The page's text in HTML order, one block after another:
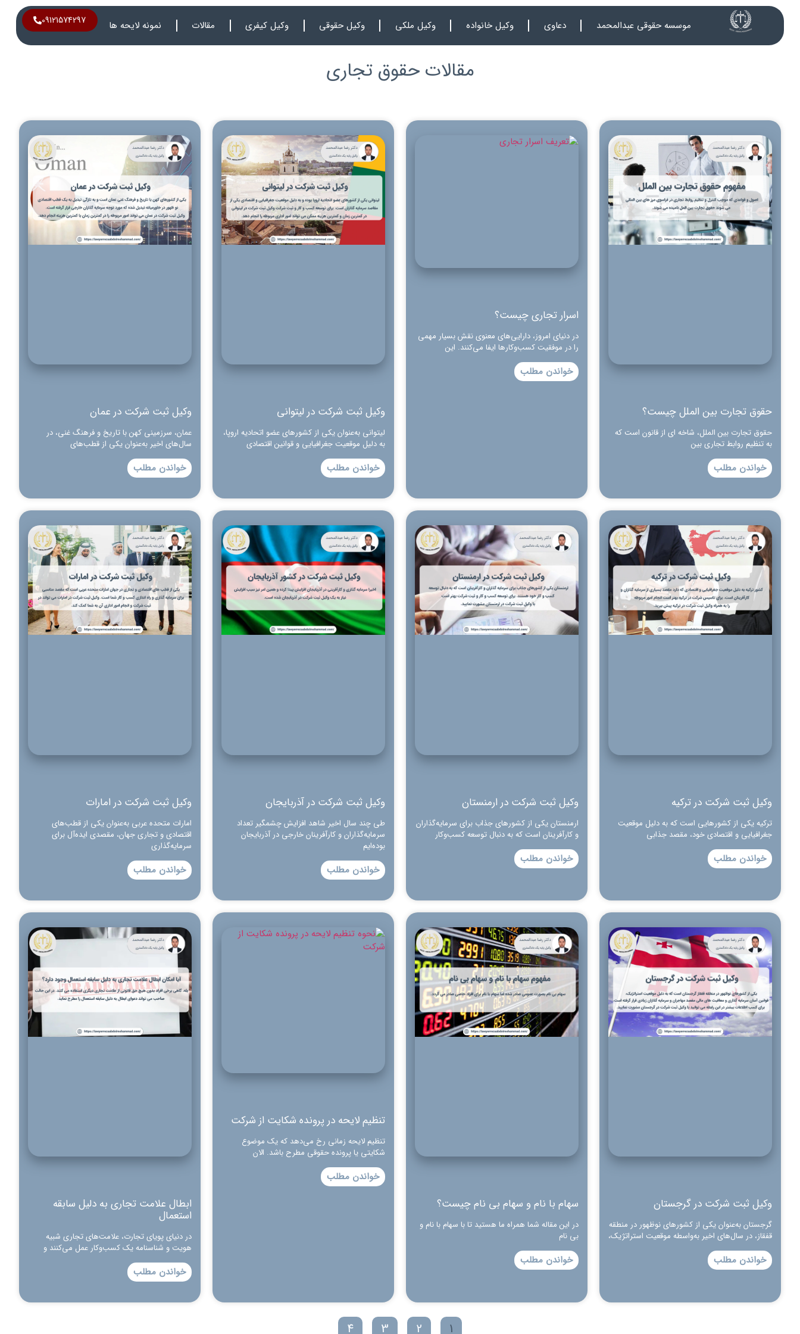
موسسه حقوقی عبدالمحمد دعاوی وکیل خانواده وکیل ملکی وکیل حقوقی وکیل کیفری مقالات نمونه لایحه ها 09121574297
مقالات حقوق تجاری
حقوق تجارت بین الملل چیست؟
حقوق تجارت بین الملل، شاخه ای از قانون است که
به تنظیم روابط تجاری بین
خواندن مطلب
اسرار تجاری چیست؟
در دنیای امروز، دارایی‌های معنوی نقش بسیار مهمی
را در موفقیت کسب‌وکارها ایفا می‌کنند. این
خواندن مطلب
وکیل ثبت شرکت در لیتوانی
لیتوانی به‌عنوان یکی از کشورهای عضو اتحادیه اروپا،
به دلیل موقعیت جغرافیایی و قوانین اقتصادی
خواندن مطلب
وکیل ثبت شرکت در عمان
عمان، سرزمینی کهن با تاریخ و فرهنگ غنی، در
سال‌های اخیر به‌عنوان یکی از قطب‌های
خواندن مطلب
وکیل ثبت شرکت در ترکیه
ترکیه یکی از کشورهایی است که به دلیل موقعیت
جغرافیایی و اقتصادی خود، مقصد جذابی
خواندن مطلب
وکیل ثبت شرکت در ارمنستان
ارمنستان یکی از کشورهای جذاب برای سرمایه‌گذاران
و کارآفرینان است که به دنبال توسعه کسب‌وکار
خواندن مطلب
وکیل ثبت شرکت در آذربایجان
طی چند سال اخیر شاهد افزایش چشمگیر تعداد
سرمایه‌گذاران و کارآفرینان خارجی در آذربایجان
بوده‌ایم
خواندن مطلب
وکیل ثبت شرکت در امارات
امارات متحده عربی به‌عنوان یکی از قطب‌های
اقتصادی و تجاری جهان، مقصدی ایده‌آل برای
سرمایه‌گذاری
خواندن مطلب
وکیل ثبت شرکت در گرجستان
گرجستان به‌عنوان یکی از کشورهای نوظهور در منطقه
قفقاز، در سال‌های اخیر به‌واسطه موقعیت استراتژیک،
خواندن مطلب
سهام با نام و سهام بی نام چیست؟
در این مقاله شما همراه ما هستید تا با سهام با نام و
بی نام
خواندن مطلب
تنظیم لایحه در پرونده شکایت از شرکت
تنظیم لایحه زمانی رخ می‌دهد که یک موضوع
شکایتی یا پرونده حقوقی مطرح باشد. الان
خواندن مطلب
ابطال علامت تجاری به دلیل سابقه
استعمال
در دنیای پویای تجارت، علامت‌های تجاری شبیه
هویت و شناسنامه یک کسب‌وکار عمل می‌کنند و
خواندن مطلب
1
2
3
4